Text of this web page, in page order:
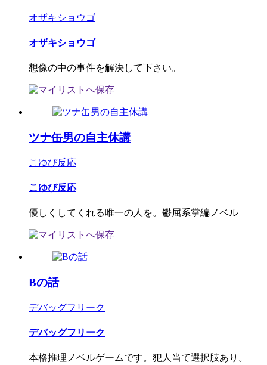
オザキショウゴ
オザキショウゴ
想像の中の事件を解決して下さい。
ツナ缶男の自主休講
こゆび反応
こゆび反応
優しくしてくれる唯一の人を。鬱屈系掌編ノベル
Bの話
デバッグフリーク
デバッグフリーク
本格推理ノベルゲームです。犯人当て選択肢あり。